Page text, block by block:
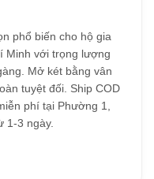
phổ biến cho hộ gia
Minh với trọng lượng
Mở két bằng vân
tuyệt đối. Ship COD
phí tại Phường 1,
1-3 ngày.